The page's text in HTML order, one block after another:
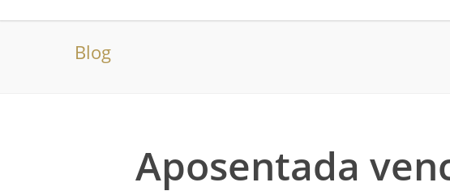
Blog
Aposentada